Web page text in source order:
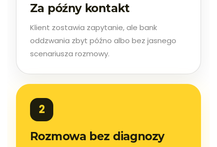
Za późny kontakt
Klient zostawia zapytanie, ale bank
oddzwania zbyt późno albo bez jasnego
scenariusza rozmowy.
2
Rozmowa bez diagnozy